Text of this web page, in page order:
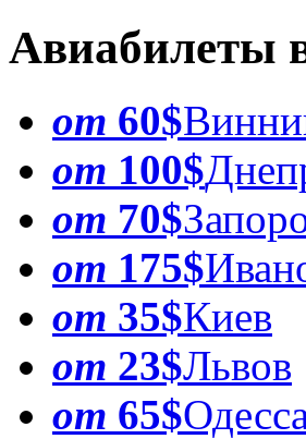
Авиабилеты
от 60$
от 100$
от 70$
от 175$
от 35$Киев
от 23$Львов
от 65$